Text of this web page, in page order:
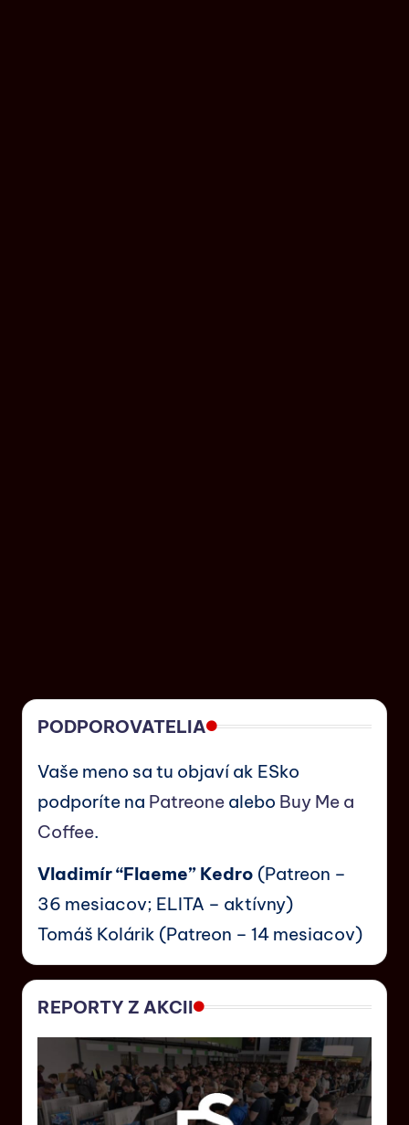
PODPOROVATELIA
Vaše meno sa tu objaví ak ESko
podporíte na Patreone alebo Buy Me a
Coffee.
Vladimír “Flaeme” Kedro (Patreon –
36 mesiacov; ELITA – aktívny)
Tomáš Kolárik (Patreon – 14 mesiacov)
REPORTY Z AKCII